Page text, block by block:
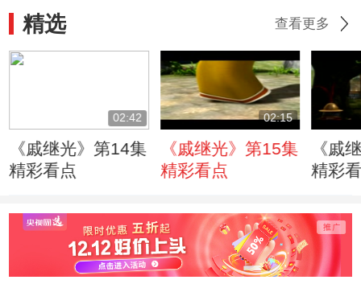
精选 查看更多
02:42
《戚继光》第14集
精彩看点
02:15
《戚继光》第15集
精彩看点
《戚
精彩